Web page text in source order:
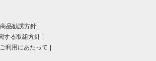
品勧誘方針
する取組方針
利用にあたって